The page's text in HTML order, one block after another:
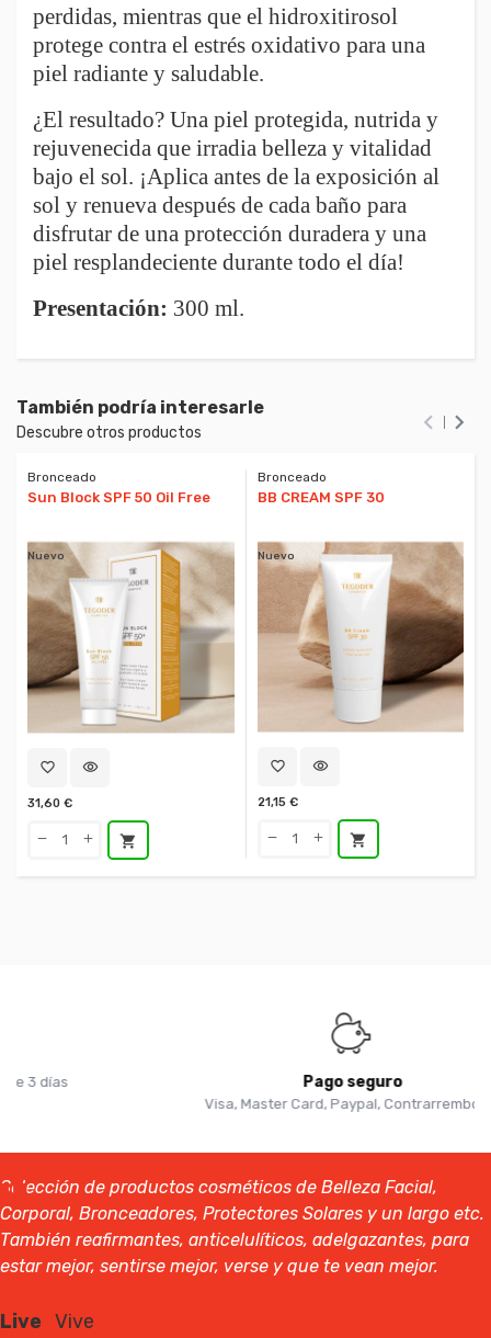
perdidas, mientras que el hidroxitirosol
protege contra el estrés oxidativo para una
piel radiante y saludable.
¿El resultado? Una piel protegida, nutrida y
rejuvenecida que irradia belleza y vitalidad
bajo el sol. ¡Aplica antes de la exposición al
sol y renueva después de cada baño para
disfrutar de una protección duradera y una
piel resplandeciente durante todo el día!
Presentación: 300 ml.
También podría interesarle
Descubre otros productos
Bronceado
Sun Block SPF 50 Oil Free
Nuevo
favorite_border visibility
31,60 €
shopping_cart
Bronceado
BB CREAM SPF 30
Nuevo
favorite_border visibility
21,15 €
shopping_cart
 
Visa, Master Card, Paypal, Contrarrembolso
Selección de productos cosméticos de Belleza Facial,
Corporal, Bronceadores, Protectores Solares y un largo etc.
También reafirmantes, anticelulíticos, adelgazantes, para
estar mejor, sentirse mejor, verse y que te vean mejor.
Live Vive